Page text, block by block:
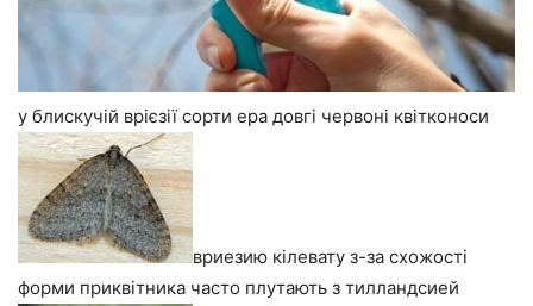
у блискучій врієзії сорти ера довгі червоні квітконоси
вриезию кілевату з-за схожості
форми приквітника часто плутають з тилландсией